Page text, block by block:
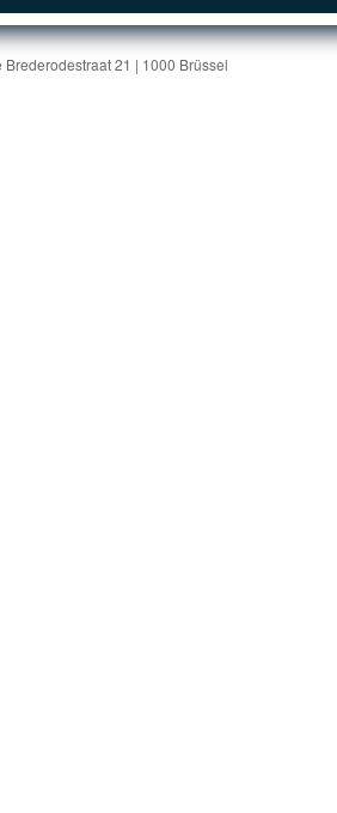
Brederodestraat 21 | 1000 Brüssel